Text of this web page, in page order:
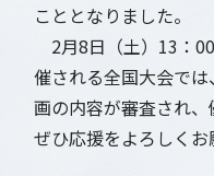
こととなりました。
2月8日（土）13：
催される全国大会で
画の内容が審査され、
ぜひ応援をよろしくお